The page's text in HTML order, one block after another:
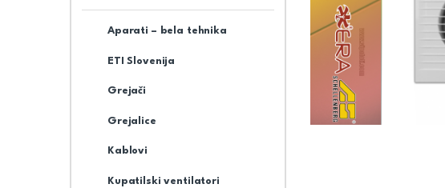
Aparati – bela tehnika
ETI Slovenija
Grejači
Grejalice
Kablovi
Kupatilski ventilatori